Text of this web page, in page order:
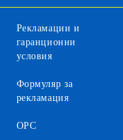
Рекламации и
гаранционни
условия
Формуляр за
рекламация
ОРС